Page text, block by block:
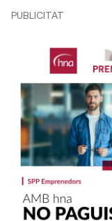
PUBLICITAT